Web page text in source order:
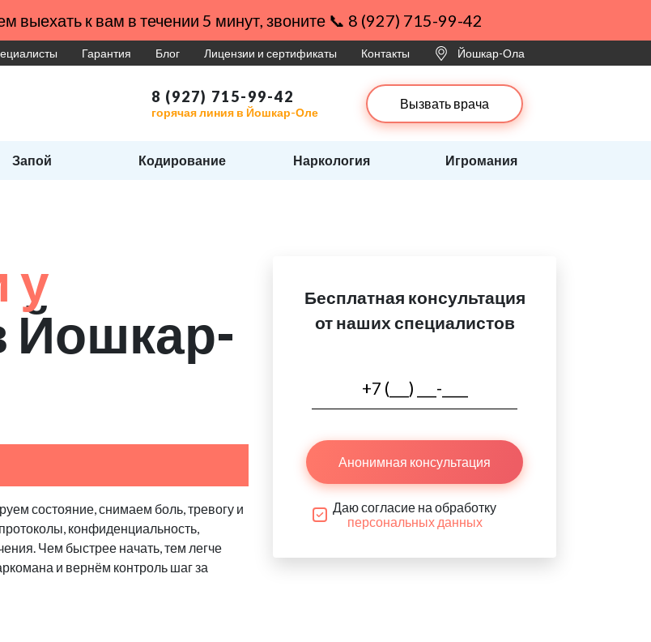
выехать к вам в течении 5 минут, звоните 📞 8 (927) 715-99-42
Гарантия Блог Лицензии и сертификаты Контакты Йошкар-Ола
8 (927) 715-99-42
горячая линия в Йошкар-Оле
Вызвать врача
Запой Кодирование Наркология Игромания
у
Йошкар-
состояние, снимаем боль, тревогу и
конфиденциальность,
Чем быстрее начать, тем легче
и вернём контроль шаг за
Бесплатная консультация
от наших специалистов
Анонимная консультация
Даю согласие на обработку
персональных данных